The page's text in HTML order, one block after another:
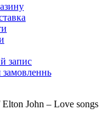
запис
замовленнь
Elton John – Love songs